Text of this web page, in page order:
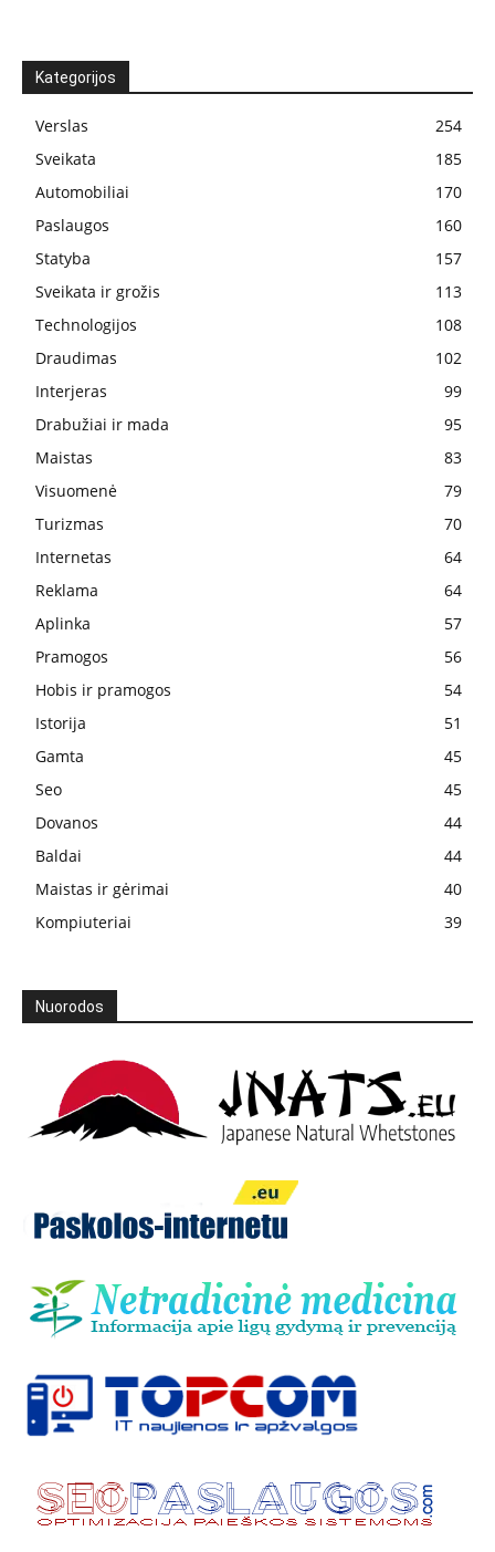
Kategorijos
Verslas
254
Sveikata
185
Automobiliai
170
Paslaugos
160
Statyba
157
Sveikata ir grožis
113
Technologijos
108
Draudimas
102
Interjeras
99
Drabužiai ir mada
95
Maistas
83
Visuomenė
79
Turizmas
70
Internetas
64
Reklama
64
Aplinka
57
Pramogos
56
Hobis ir pramogos
54
Istorija
51
Gamta
45
Seo
45
Dovanos
44
Baldai
44
Maistas ir gėrimai
40
Kompiuteriai
39
Nuorodos